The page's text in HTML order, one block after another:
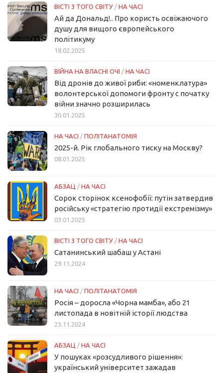
ВІСТІ З ТОГО СВІТУ / НА ЧАСІ
Ай да Дональд!.. Про користь освіжаючого
душу для вищого європейського
політикуму
18.02.2025
ВІЙНА НА ВЛАСНІ ОЧІ / НА ЧАСІ
Від дронів до живої риби: «номенклатура»
волонтерської допомоги фронту с початку
війни значно розширилась
30.01.2025
НА ЧАСІ / ПОЛІТАНАТОМІЯ
2025-й. Рік глобального тиску на Москву?
08.01.2025
АБЗАЦ / НА ЧАСІ
Сорок сторінок ксенофобії: путін затвердив
російську «стратегію протидії екстремізму»
03.01.2025
ВІСТІ З ТОГО СВІТУ / НА ЧАСІ
Сатанинський шабаш у Астані
29.11.2024
НА ЧАСІ / ПОЛІТАНАТОМІЯ
Росія – доросла «Чорна мамба», або 21
листопада в новітній історії людства
23.11.2024
АБЗАЦ / НА ЧАСІ
У пошуках «розсудливого рішення»:
український університет зажадав